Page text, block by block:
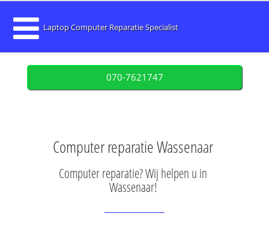
Laptop Computer Reparatie Specialist
070-7621747
Computer reparatie Wassenaar
Computer reparatie? Wij helpen u in
Wassenaar!